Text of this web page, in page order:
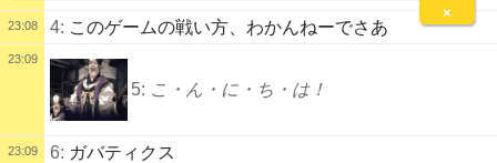
×
23:08 4: このゲームの戦い方、わかんねーでさあ
23:09
5: こ・ん・に・ち・は！
23:09 6: ガバティクス